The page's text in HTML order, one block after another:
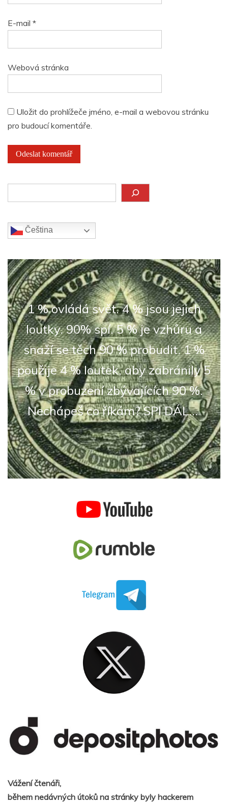
E-mail *
Webová stránka
Uložit do prohlížeče jméno, e-mail a webovou stránku
pro budoucí komentáře.
Čeština‎
1 % ovládá svět. 4 % jsou jejich
loutky. 90% spí. 5 % je vzhůru a
snaží se těch 90 % probudit. 1 %
použije 4 % loutek, aby zabránily 5
% v probuzení zbývajících 90 %.
Nechápeš co říkám? SPI DÁL...
Vážení čtenáři,
během nedávných útoků na stránky byly hackerem